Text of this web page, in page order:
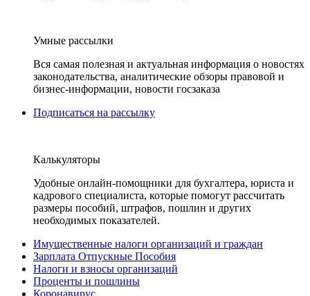
Умные рассылки
Вся самая полезная и актуальная информация о новостях
законодательства, аналитические обзоры правовой и
бизнес-информации, новости госзаказа
Подписаться на рассылку
Калькуляторы
Удобные онлайн-помощники для бухгалтера, юриста и
кадрового специалиста, которые помогут рассчитать
размеры пособий, штрафов, пошлин и других
необходимых показателей.
Имущественные налоги организаций и граждан
Зарплата Отпускные Пособия
Налоги и взносы организаций
Проценты и пошлины
Коронавирус